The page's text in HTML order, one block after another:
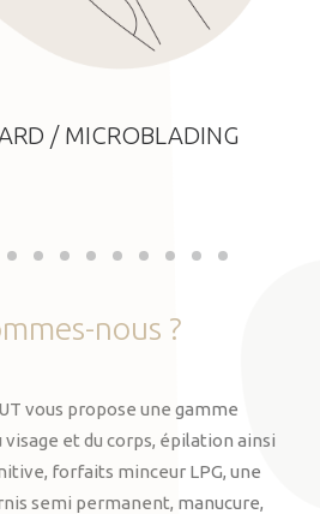
/ MICROBLADING
nous ?
vous propose une gamme
et du corps, épilation ainsi
forfaits minceur LPG, une
semi permanent, manucure,